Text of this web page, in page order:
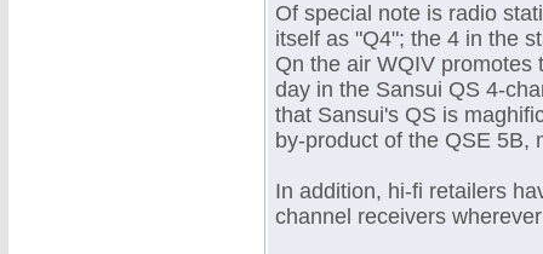
Of special note is radio
itself as "Q4"; the 4 in the
Qn the air WQIV promotes
day in the Sansui QS 4-
that Sansui's QS is
by-product of the QSE 5B,
In addition, hi-fi retailers
channel receivers